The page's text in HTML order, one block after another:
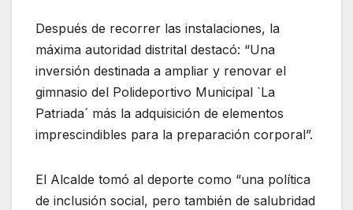
Después de recorrer las instalaciones, la
máxima autoridad distrital destacó: “Una
inversión destinada a ampliar y renovar el
gimnasio del Polideportivo Municipal `La
Patriada´ más la adquisición de elementos
imprescindibles para la preparación corporal”.
El Alcalde tomó al deporte como “una política
de inclusión social, pero también de salubridad